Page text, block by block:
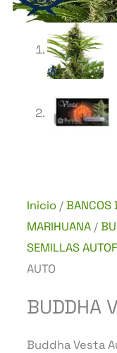
Inicio /BANCOS
MARIHUANA /
SEMILLAS
AUTO
BUDDHA
Buddha Vesta